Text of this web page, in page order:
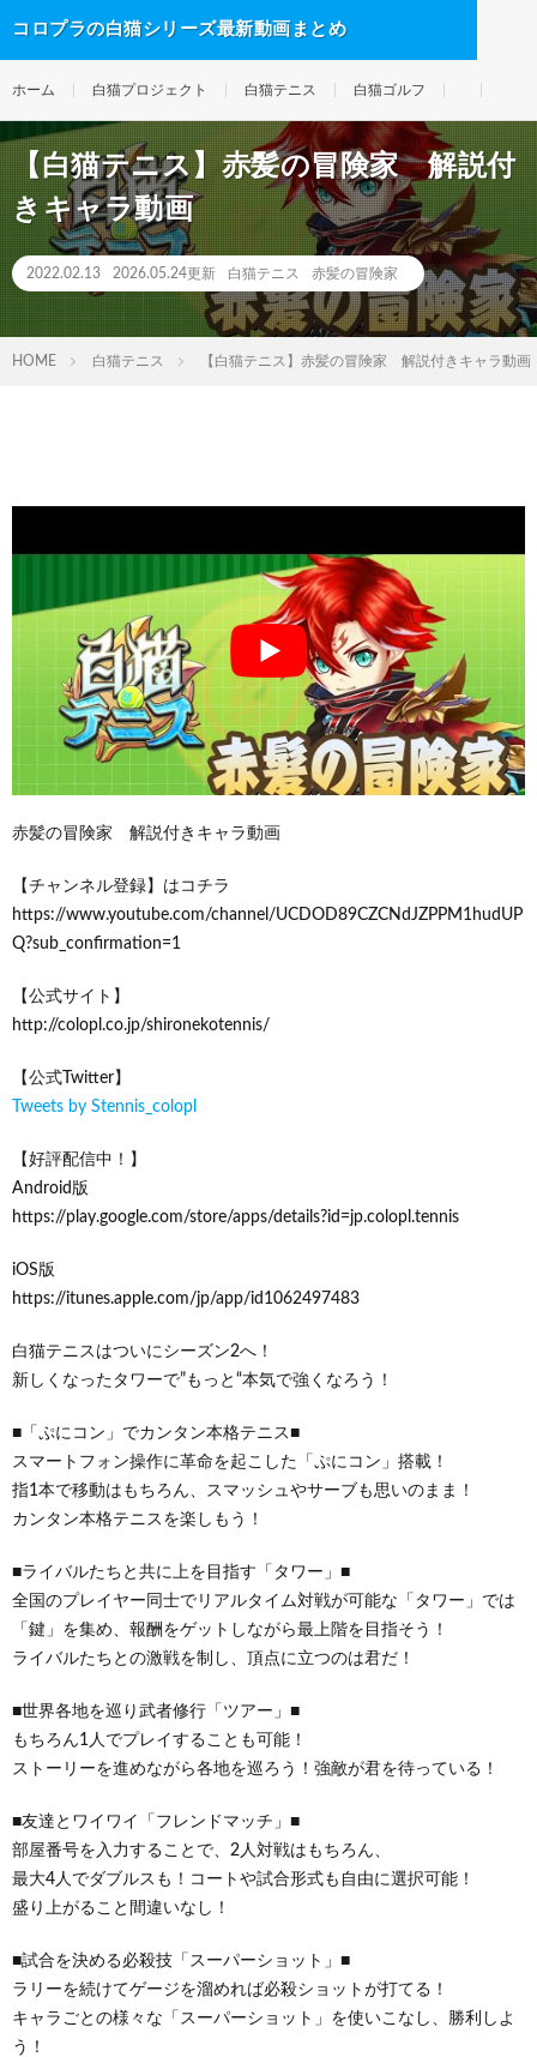
コロプラの白猫シリーズ最新動画まとめ
ホーム 白猫プロジェクト 白猫テニス 白猫ゴルフ
【白猫テニス】赤髪の冒険家 解説付
きキャラ動画
2022.02.13 2026.05.24更新 白猫テニス 赤髪の冒険家
HOME 白猫テニス 【白猫テニス】赤髪の冒険家 解説付きキャラ動画
赤髪の冒険家 解説付きキャラ動画
【チャンネル登録】はコチラ
https://www.youtube.com/channel/UCDOD89CZCNdJZPPM1hudUP
Q?sub_confirmation=1
【公式サイト】
http://colopl.co.jp/shironekotennis/
【公式Twitter】
Tweets by Stennis_colopl
【好評配信中！】
Android版
https://play.google.com/store/apps/details?id=jp.colopl.tennis
iOS版
https://itunes.apple.com/jp/app/id1062497483
白猫テニスはついにシーズン2へ！
新しくなったタワーで”もっと“本気で強くなろう！
■「ぷにコン」でカンタン本格テニス■
スマートフォン操作に革命を起こした「ぷにコン」搭載！
指1本で移動はもちろん、スマッシュやサーブも思いのまま！
カンタン本格テニスを楽しもう！
■ライバルたちと共に上を目指す「タワー」■
全国のプレイヤー同士でリアルタイム対戦が可能な「タワー」では
「鍵」を集め、報酬をゲットしながら最上階を目指そう！
ライバルたちとの激戦を制し、頂点に立つのは君だ！
■世界各地を巡り武者修行「ツアー」■
もちろん1人でプレイすることも可能！
ストーリーを進めながら各地を巡ろう！強敵が君を待っている！
■友達とワイワイ「フレンドマッチ」■
部屋番号を入力することで、2人対戦はもちろん、
最大4人でダブルスも！コートや試合形式も自由に選択可能！
盛り上がること間違いなし！
■試合を決める必殺技「スーパーショット」■
ラリーを続けてゲージを溜めれば必殺ショットが打てる！
キャラごとの様々な「スーパーショット」を使いこなし、勝利しよ
う！